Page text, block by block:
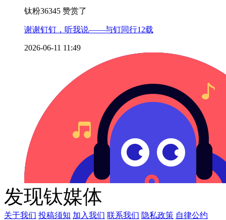
钛粉36345 赞赏了
谢谢钉钉，听我说——与钉同行12载
2026-06-11 11:49
发现钛媒体
关于我们 投稿须知 加入我们 联系我们 隐私政策 自律公约